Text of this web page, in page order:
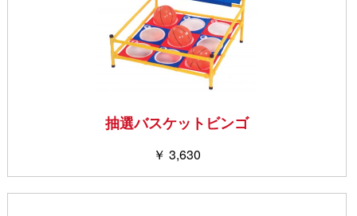
抽選バスケットビンゴ
￥ 3,630